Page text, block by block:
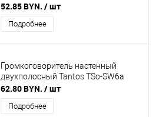
52.85 BYN. / шт
Подробнее
Громкоговоритель настенный
двухполосный Tantos TSo-SW6a
62.80 BYN. / шт
Подробнее